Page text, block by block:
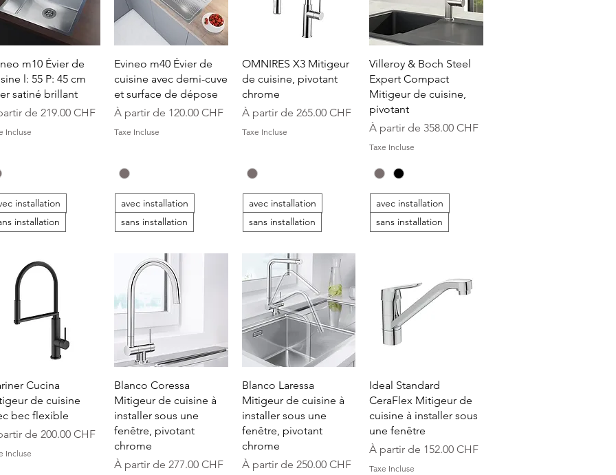
Aperçu rapide
m10 Évier de
l: 55 P: 45 cm
satiné brillant
de 219.00 CHF
promotionnel
Incluse
installation
installation
Aperçu rapide
Evineo m40 Évier de
cuisine avec demi-cuve
et surface de dépose
À partir de 120.00 CHF
Prix promotionnel
Taxe Incluse
avec installation
sans installation
Aperçu rapide
OMNIRES X3 Mitigeur
de cuisine, pivotant
chrome
À partir de 265.00 CHF
Prix promotionnel
Taxe Incluse
avec installation
sans installation
Aperçu rapide
Villeroy & Boch Steel
Expert Compact
Mitigeur de cuisine,
pivotant
À partir de 358.00 CHF
Prix promotionnel
Taxe Incluse
avec installation
sans installation
Aperçu rapide
Cucina
de cuisine
bec flexible
de200.00 CHF
promotionnel
Incluse
Aperçu rapide
Blanco Coressa
Mitigeur de cuisine à
installer sous une
fenêtre, pivotant
chrome
À partir de 277.00 CHF
Prix promotionnel
Aperçu rapide
Blanco Laressa
Mitigeur de cuisine à
installer sous une
fenêtre, pivotant
chrome
À partir de 250.00 CHF
Prix promotionnel
Aperçu rapide
Ideal Standard
CeraFlex Mitigeur de
cuisine à installer sous
une fenêtre
À partir de 152.00 CHF
Prix promotionnel
Taxe Incluse